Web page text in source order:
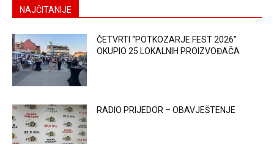
NAJČITANIJE
ČETVRTI “POTKOZARJE FEST 2026”
OKUPIO 25 LOKALNIH PROIZVOĐAČA
RADIO PRIJEDOR – OBAVJEŠTENJE